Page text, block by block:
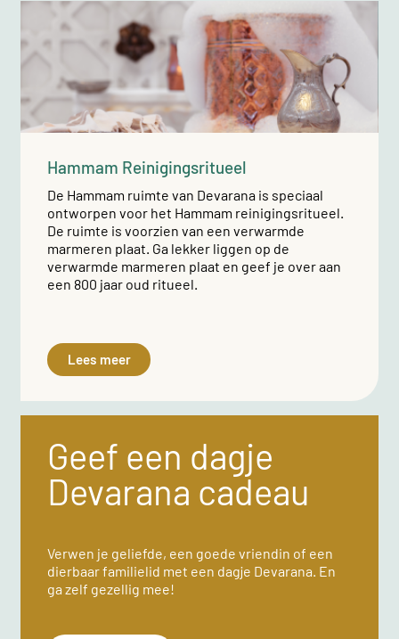
Hammam Reinigingsritueel
De Hammam ruimte van Devarana is speciaal
ontworpen voor het Hammam reinigingsritueel.
De ruimte is voorzien van een verwarmde
marmeren plaat. Ga lekker liggen op de
verwarmde marmeren plaat en geef je over aan
een 800 jaar oud ritueel.
Lees meer
Geef een dagje
Devarana cadeau
Verwen je geliefde, een goede vriendin of een
dierbaar familielid met een dagje Devarana. En
ga zelf gezellig mee!